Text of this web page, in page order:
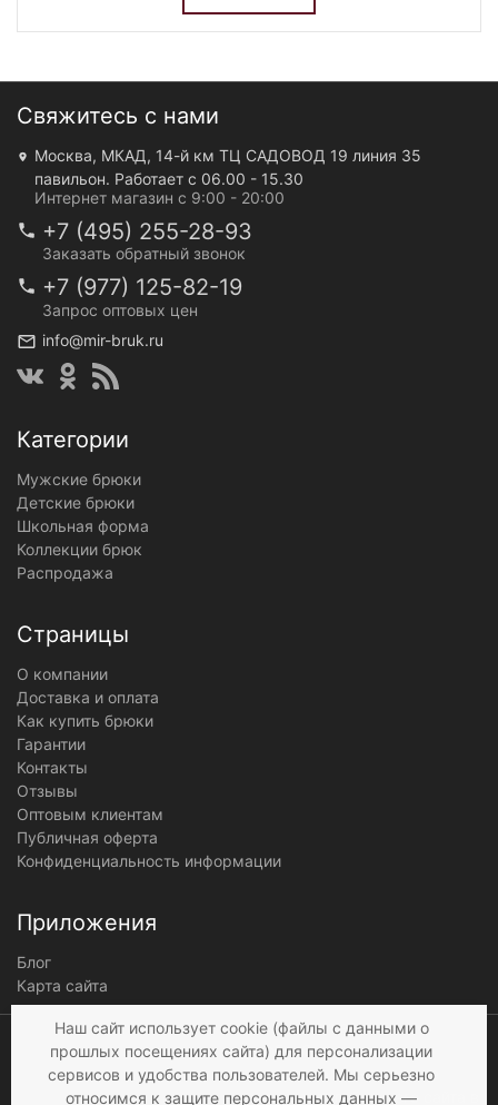
Свяжитесь с нами
Москва, МКАД, 14-й км ТЦ САДОВОД 19 линия 35
павильон. Работает с 06.00 - 15.30
Интернет магазин с 9:00 - 20:00
+7 (495) 255-28-93
Заказать обратный звонок
+7 (977) 125-82-19
Запрос оптовых цен
info@mir-bruk.ru
Категории
Мужские брюки
Детские брюки
Школьная форма
Коллекции брюк
Распродажа
Страницы
О компании
Доставка и оплата
Как купить брюки
Гарантии
Контакты
Отзывы
Оптовым клиентам
Публичная оферта
Конфиденциальность информации
Приложения
Блог
Карта сайта
Мы получаем и
обрабатываем
персональные данные
посетителей нашего сайта в
Наш сайт использует cookie (файлы с данными о
прошлых посещениях сайта) для персонализации
сервисов и удобства пользователей. Мы серьезно
относимся к защите персональных данных —